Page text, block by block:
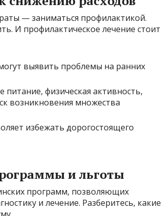
— заниматься профилактикой.
И профилактическое лечение стоит
выявить проблемы на ранних
физическая активность,
возникновения множества
избежать дорогостоящего
и льготы
программ, позволяющих
и лечение. Разберитесь, какие